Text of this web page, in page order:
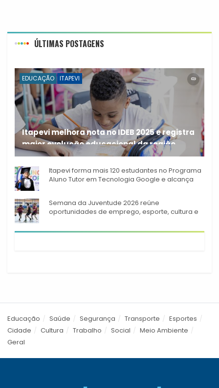
ÚLTIMAS POSTAGENS
EDUCAÇÃO ITAPEVI
Itapevi melhora nota no IDEB 2025 e registra
maior evolução educacional da região
A rede municipal de ensino
Itapevi forma mais 120 estudantes no Programa
Aluno Tutor em Tecnologia Google e alcança
Semana da Juventude 2026 reúne
oportunidades de emprego, esporte, cultura e
Educação Saúde Segurança Transporte
Esportes
Cidade
Cultura Trabalho Social
Meio Ambiente
Geral